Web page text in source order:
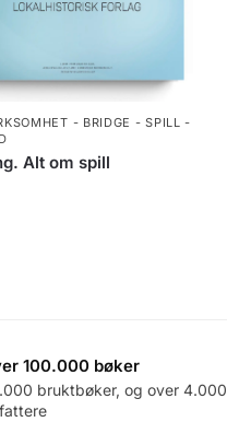
- BRIDGE - SPILL -
Alt om spill
100.000 bøker
bruktbøker, og over 4.000